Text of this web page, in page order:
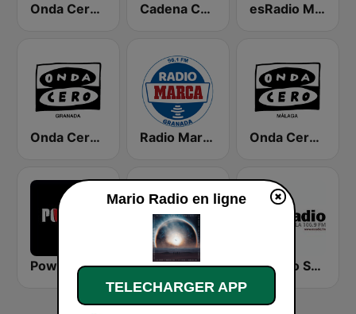
Onda Cero Córdoba Cadena COPE Cantabria esRadio Malaga
Onda Cero Granada Radio Marca Granada Onda Cero Málaga
Power FM CanalSur Radio Granada esRadio Sevilla
Mario Radio en ligne
TELECHARGER APP